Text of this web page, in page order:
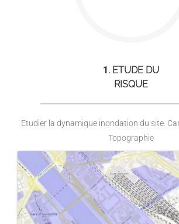
1. ETUDE DU
RISQUE
Etudier la dynamique inondation du site.
Topographie